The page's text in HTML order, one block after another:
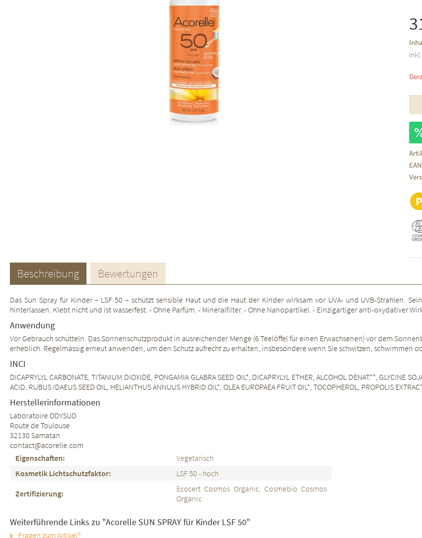
P
Beschreibung Bewertungen
Das Sun Spray für Kinder – LSF 50 – schützt sensible Haut und die Haut der Kinder wirksam vor UVA- und UVB-Strahlen.
hinterlassen. Klebt nicht und ist wasserfest. - Ohne Parfüm. - Mineralfilter. - Ohne Nanopartikel. - Einzigartiger anti-oxydativer
Anwendung
Vor Gebrauch schütteln. Das Sonnenschutzprodukt in ausreichender Menge (6 Teelöffel für einen Erwachsenen) vor dem
erheblich. Regelmässig erneut anwenden, um den Schutz aufrecht zu erhalten, insbesondere wenn Sie schwitzen, schwimmen
INCI
DICAPRYLYL CARBONATE, TITANIUM DIOXIDE, PONGAMIA GLABRA SEED OIL*, DICAPRYLYL ETHER, ALCOHOL DENAT.**, GLYCINE
ACID, RUBUS IDAEUS SEED OIL, HELIANTHUS ANNUUS HYBRID OIL*, OLEA EUROPAEA FRUIT OIL*, TOCOPHEROL, PROPOLIS
Herstellerinformationen
Laboratoire ODYSUD
Route de Toulouse
32130 Samatan
contact@acorelle.com
Eigenschaften:
Vegetarisch
Kosmetik Lichtschutzfaktor:
LSF 50 - hoch
Zertifizierung:
Ecocert Cosmos Organic, Cosmebio Cosmos
Organic
Weiterführende Links zu "Acorelle SUN SPRAY für Kinder LSF 50"
Fragen zum Artikel?